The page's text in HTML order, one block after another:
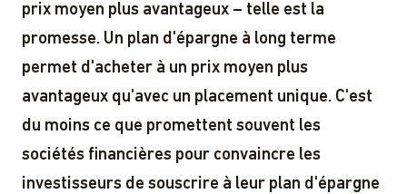
prix moyen plus avantageux – telle est la
promesse. Un plan d'épargne à long terme
permet d'acheter à un prix moyen plus
avantageux qu'avec un placement unique. C'est
du moins ce que promettent souvent les
sociétés financières pour convaincre les
investisseurs de souscrire à leur plan d'épargne